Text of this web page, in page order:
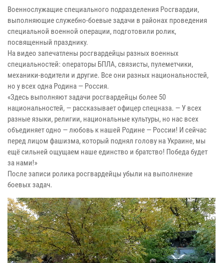
Военнослужащие специального подразделения Росгвардии,
выполняющие служебно-боевые задачи в районах проведения
специальной военной операции, подготовили ролик,
посвященный празднику.
На видео запечатлены росгвардейцы разных военных
специальностей: операторы БПЛА, связисты, пулеметчики,
механики-водители и другие. Все они разных национальностей,
но у всех одна Родина — Россия.
«Здесь выполняют задачи росгвардейцы более 50
национальностей, — рассказывает офицер спецназа. — У всех
разные языки, религии, национальные культуры, но нас всех
объединяет одно — любовь к нашей Родине — России! И сейчас
перед лицом фашизма, который поднял голову на Украине, мы
ещё сильней ощущаем наше единство и братство! Победа будет
за нами!»
После записи ролика росгвардейцы убыли на выполнение
боевых задач.